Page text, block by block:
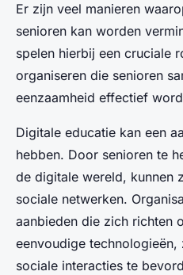
Er zijn veel manieren
senioren kan worden
spelen hierbij een cruciale
organiseren die senioren
eenzaamheid effectief
Digitale educatie kan een
hebben. Door senioren te
de digitale wereld, kunnen
sociale netwerken.
aanbieden die zich richten
eenvoudige
sociale interacties te